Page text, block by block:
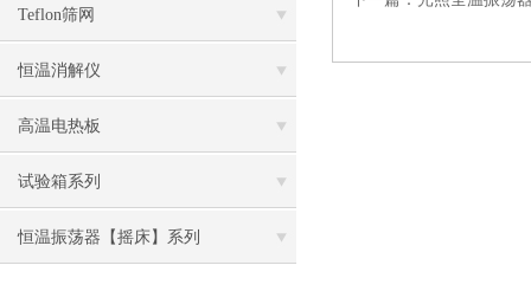
Teflon筛网
恒温消解仪
高温电热板
试验箱系列
恒温振荡器【摇床】系列